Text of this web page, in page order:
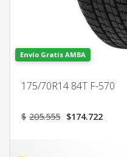
Envío Gratis AMBA
175/70R14 84T F-570
$ 205.555 El
$174.722El